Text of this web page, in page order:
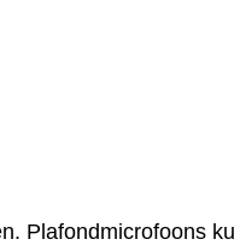
Plafondmicrofoons